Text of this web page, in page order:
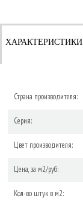
ХАРАКТЕРИСТИКИ
Страна производителя:
Серия:
Цвет производителя:
Цена, за м2/руб:
Кол-во штук в м2: